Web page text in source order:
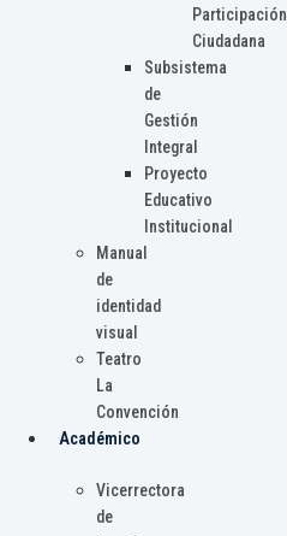
Participación
Ciudadana
Subsistema
de
Gestión
Integral
Proyecto
Educativo
Institucional
Manual
de
identidad
visual
Teatro
La
Convención
Académico
Vicerrectora
de